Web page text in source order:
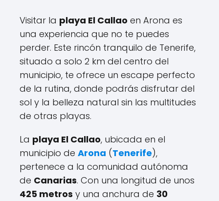
Visitar la playa El Callao en Arona es
una experiencia que no te puedes
perder. Este rincón tranquilo de Tenerife,
situado a solo 2 km del centro del
municipio, te ofrece un escape perfecto
de la rutina, donde podrás disfrutar del
sol y la belleza natural sin las multitudes
de otras playas.
La playa El Callao, ubicada en el
municipio de Arona (Tenerife),
pertenece a la comunidad autónoma
de Canarias. Con una longitud de unos
425 metros y una anchura de 30